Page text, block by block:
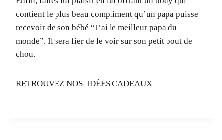
contient le plus beau compliment qu’un papa puisse
recevoir de son bébé “J’ai le meilleur papa du
monde”. Il sera fier de le voir sur son petit bout de
chou.
RETROUVEZ NOS IDÉES CADEAUX